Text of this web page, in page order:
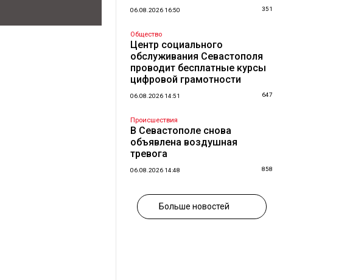
06.08.2026 16:50 351
Общество
Центр социального
обслуживания Севастополя
проводит бесплатные курсы
цифровой грамотности
06.08.2026 14:51 647
Происшествия
В Севастополе снова
объявлена воздушная
тревога
06.08.2026 14:48 858
Больше новостей